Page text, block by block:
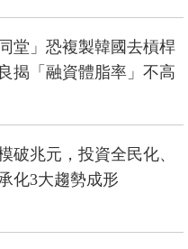
堂」恐複製韓國去槓桿
揭「融資體脂率」不高
破兆元，投資全民化、
化3大趨勢成形